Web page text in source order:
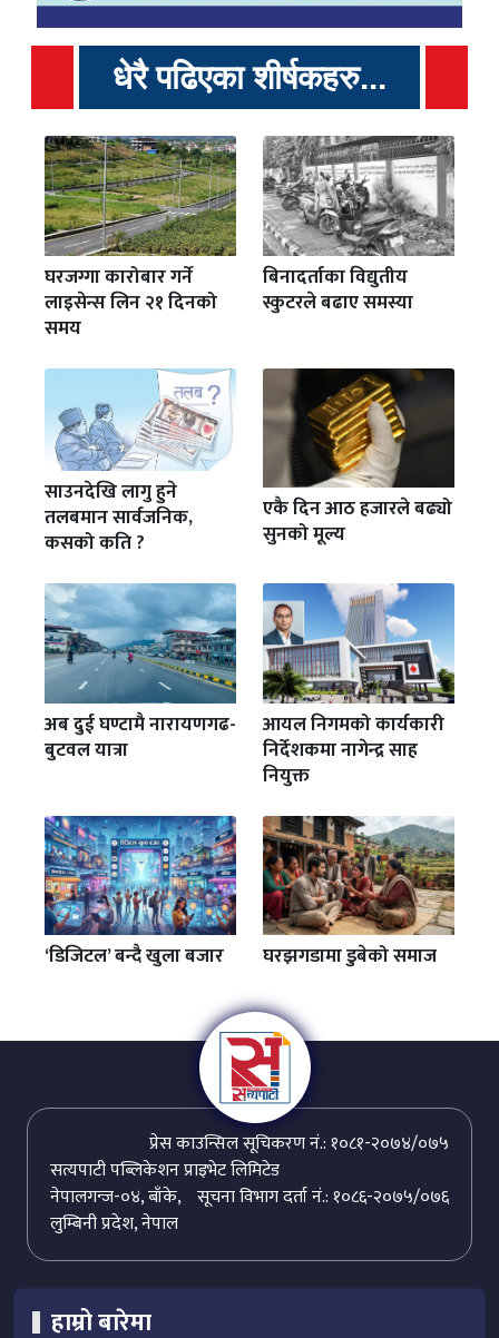
धेरै पढिएका शीर्षकहरु...
घरजग्गा कारोबार गर्ने
लाइसेन्स लिन २१ दिनको
समय
बिनादर्ताका विद्युतीय
स्कुटरले बढाए समस्या
साउनदेखि लागु हुने
तलबमान सार्वजनिक,
कसको कति ?
एकै दिन आठ हजारले बढ्यो
सुनको मूल्य
अब दुई घण्टामै नारायणगढ-
बुटवल यात्रा
आयल निगमको कार्यकारी
निर्देशकमा नागेन्द्र साह
नियुक्त
‘डिजिटल’ बन्दै खुला बजार घरझगडामा डुबेको समाज
प्रेस काउन्सिल सूचिकरण नं.: १०८१-२०७४/०७५
सत्यपाटी पब्लिकेशन प्राइभेट लिमिटेड
सूचना विभाग दर्ता नं.: १०८६-२०७५/०७६
नेपालगन्ज-०४, बाँके,
लुम्बिनी प्रदेश, नेपाल
हाम्रो बारेमा